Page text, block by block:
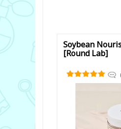
Soybean
[Round Lab]